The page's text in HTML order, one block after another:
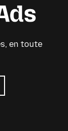
en toute